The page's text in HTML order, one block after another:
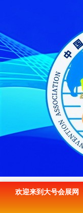
欢迎来到大号会展网